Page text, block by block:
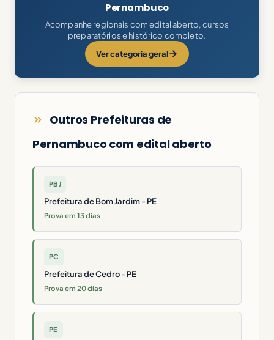
Pernambuco
Acompanhe regionais com edital aberto, cursos
preparatórios e histórico completo.
Ver categoria geral
Outros Prefeituras de
Pernambuco com edital aberto
PBJ
Prefeitura de Bom Jardim - PE
Prova em 13 dias
PC
Prefeitura de Cedro - PE
Prova em 20 dias
PE